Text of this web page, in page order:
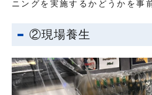
ニングを実施するかどうかを事
②現場養生